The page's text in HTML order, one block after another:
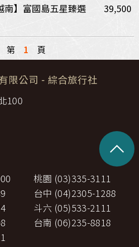
南】富國島五星臻選
39,500
第 1 頁
限公司 - 綜合旅行社
100
桃園 (03)335-3111
台中 (04)2305-1288
斗六 (05)533-2111
台南 (06)235-8818
^